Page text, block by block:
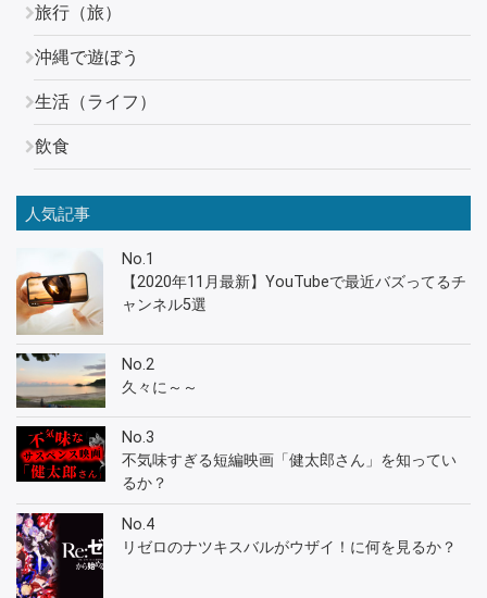
旅行（旅）
沖縄で遊ぼう
生活（ライフ）
飲食
人気記事
No.1
【2020年11月最新】YouTubeで最近バズってるチ
ャンネル5選
No.2
久々に～～
No.3
不気味すぎる短編映画「健太郎さん」を知ってい
るか？
No.4
リゼロのナツキスバルがウザイ！に何を見るか？